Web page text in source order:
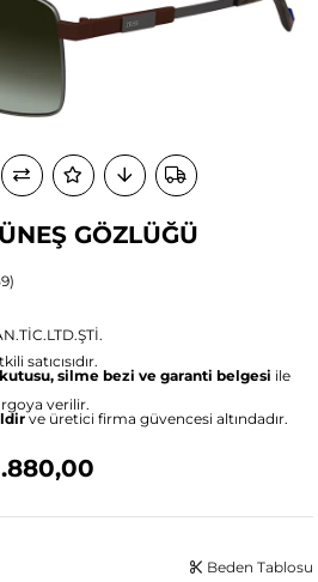
GÖZLÜĞÜ
satıcısıdır.
silme bezi ve garanti belgesi ile
verilir.
ve üretici firma güvencesi altındadır.
Beden Tablosu